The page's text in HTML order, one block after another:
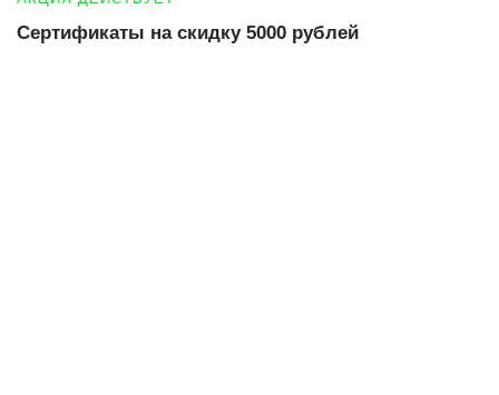
Сертификаты на скидку 5000 рублей